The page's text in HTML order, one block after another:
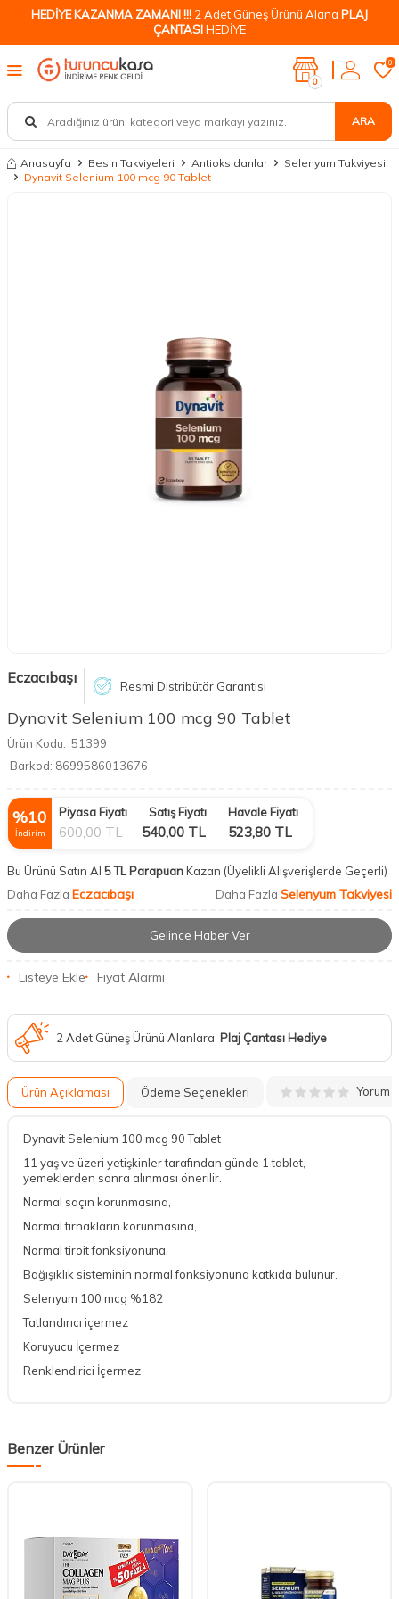
HEDİYE KAZANMA ZAMANI !!! 2 Adet Güneş Ürünü Alana PLAJ
ÇANTASIHEDİYE
ARA
0
0
Anasayfa Besin Takviyeleri Antioksidanlar
Selenyum Takviyesi
Dynavit Selenium 100 mcg 90 Tablet
Eczacıbaşı Resmi Distribütör Garantisi
Dynavit Selenium 100 mcg 90 Tablet
Ürün Kodu: 51399
Barkod: 8699586013676
%10
İndirim
Piyasa Fiyatı
600,00TL
Satış Fiyatı
540,00 TL
Havale Fiyatı
523,80 TL
Bu Ürünü Satın Al 5 TL ParapuanKazan (Üyelikli Alışverişlerde Geçerli)
Daha Fazla Eczacıbaşı Daha Fazla Selenyum Takviyesi
Gelince Haber Ver
Listeye Ekle Fiyat Alarmı
2 Adet Güneş Ürünü Alanlara Plaj Çantası Hediye
Ürün Açıklaması Ödeme Seçenekleri Yorum
Dynavit Selenium 100 mcg 90 Tablet
11 yaş ve üzeri yetişkinler tarafından günde 1 tablet,
yemeklerden sonra alınması önerilir.
Normal saçın korunmasına,
Normal tırnakların korunmasına,
Normal tiroit fonksiyonuna,
Bağışıklık sisteminin normal fonksiyonuna katkıda bulunur.
Selenyum 100 mcg %182
Tatlandırıcı içermez
Koruyucu İçermez
Renklendirici İçermez
Benzer Ürünler